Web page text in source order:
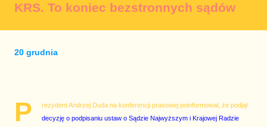
KRS. To koniec bezstronnych sądów
20 grudnia
P
rezydent Andrzej Duda na konferencji prasowej poinformował, że podjął
decyzję o podpisaniu ustaw o Sądzie Najwyższym i Krajowej Radzie